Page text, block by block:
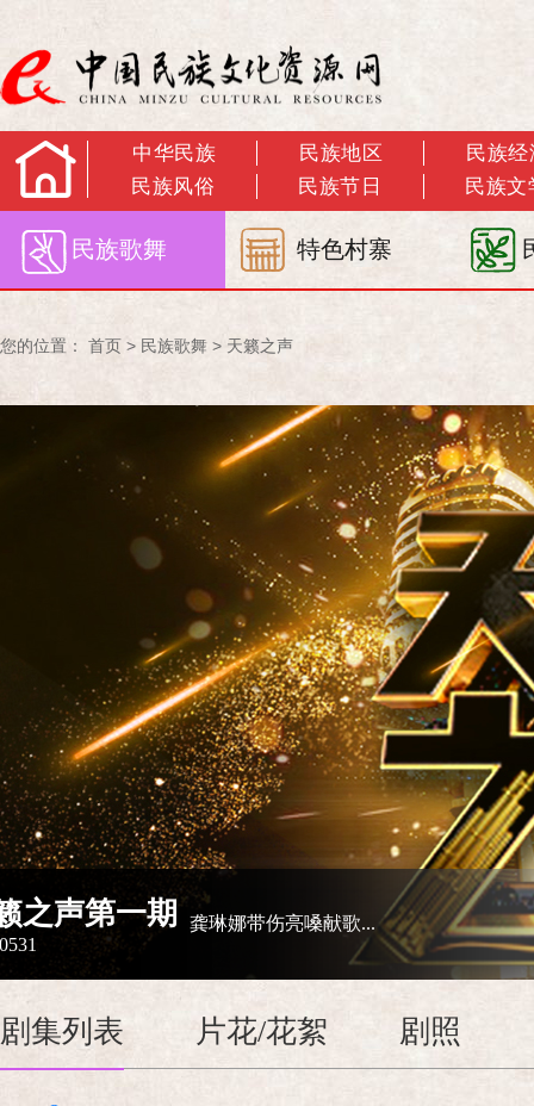
中华民族 民族地区
民族经
民族风俗
民族节日 民族文
民族歌舞 特色村寨
您的位置： 首页 > 民族歌舞 > 天籁之声
之声第一期 龚琳娜带伤亮嗓献歌...
剧集列表 片花/花絮 剧照